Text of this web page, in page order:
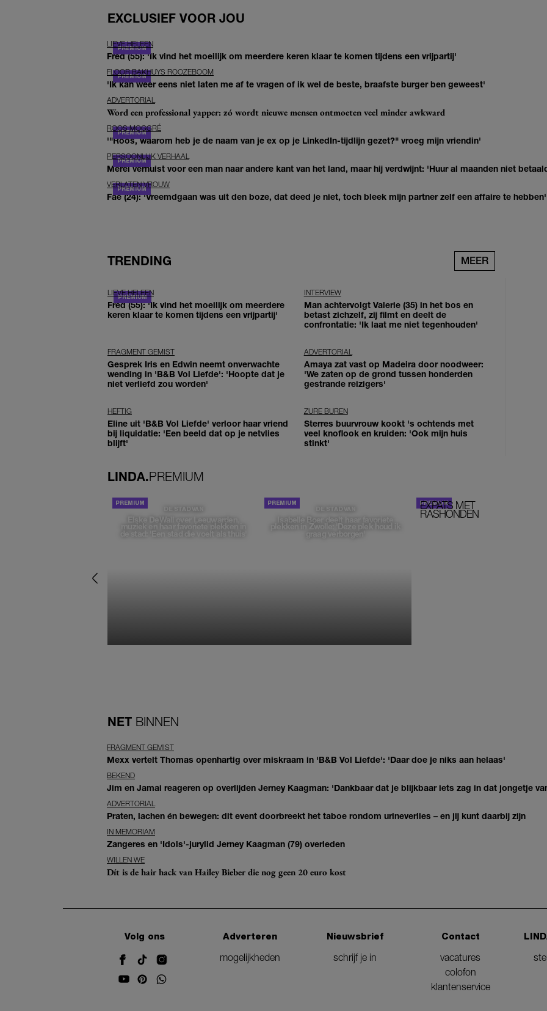
EXCLUSIEF VOOR JOU
LIEVE HELEEN
Fred (55): 'Ik vind het moeilijk om meerdere keren klaar te komen tijdens een vrijpartij'
FLOOR BAKHUYS ROOZEBOOM
'Ik kan weer eens niet laten me af te vragen of ik wel de beste, braafste burger ben geweest'
ADVERTORIAL
Word een professional yapper: zó wordt nieuwe mensen ontmoeten veel minder awkward
ROOS MOGGRÉ
'"Roos, waarom heb je de naam van je ex op je LinkedIn-tijdlijn gezet?" vroeg mijn vriendin'
PERSOONLIJK VERHAAL
Merel verhuist voor een man naar andere kant van het land, maar hij verdwijnt: 'Huur al maanden niet
VERLATEN VROUW
Fae (24): 'Vreemdgaan was uit den boze, dat deed je niet, toch bleek mijn partner zelf een affaire te hebben'
TRENDING MEER
LIEVE HELEEN
Fred (55): 'Ik vind het moeilijk om meerdere
keren klaar te komen tijdens een vrijpartij'
INTERVIEW
Man achtervolgt Valerie (35) in het bos en
betast zichzelf, zij filmt en deelt de
confrontatie: 'Ik laat me niet tegenhouden'
FRAGMENT GEMIST
Gesprek Iris en Edwin neemt onverwachte
wending in 'B&B Vol Liefde': 'Hoopte dat je
niet verliefd zou worden'
ADVERTORIAL
Amaya zat vast op Madeira door noodweer:
'We zaten op de grond tussen honderden
gestrande reizigers'
HEFTIG
Eline uit 'B&B Vol Liefde' verloor haar vriend
bij liquidatie: 'Een beeld dat op je netvlies
blijft'
ZURE BUREN
Sterres buurvrouw kookt 's ochtends met
veel knoflook en kruiden: 'Ook mijn huis
stinkt'
LINDA.PREMIUM
DE STAD VAN
Elske DeWall over Leeuwarden,
muziek en haar favoriete plekken in
de stad: 'Een stad die voelt als thuis'
DE STAD VAN
Isabelle Boer deelt haar favoriete
plekken in Zwolle: 'Deze plek houd ik
graag verborgen'
EXPATS MET
RASHONDEN
NET BINNEN
FRAGMENT GEMIST
Mexx vertelt Thomas openhartig over miskraam in 'B&B Vol Liefde': 'Daar doe je niks aan helaas'
BEKEND
Jim en Jamai reageren op overlijden Jerney Kaagman: 'Dankbaar dat je blijkbaar iets zag in dat jongetje
ADVERTORIAL
Praten, lachen én bewegen: dit event doorbreekt het taboe rondom urineverlies – en jij kunt daarbij zijn
IN MEMORIAM
Zangeres en 'Idols'-jurylid Jerney Kaagman (79) overleden
WILLEN WE
Dít is de hair hack van Hailey Bieber die nog geen 20 euro kost
Volg ons
Adverteren
mogelijkheden
Nieuwsbrief
schrijf je in
Contact
vacatures
colofon
klantenservice